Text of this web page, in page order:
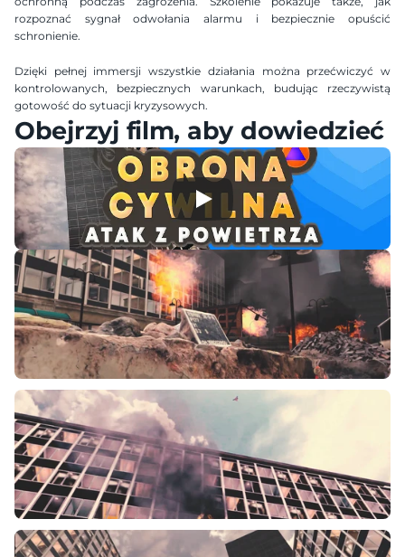
rozpoznać sygnał odwołania alarmu i bezpiecznie opuścić
schronienie.
Dzięki pełnej immersji wszystkie działania można przećwiczyć w
kontrolowanych, bezpiecznych warunkach, budując rzeczywistą
gotowość do sytuacji kryzysowych.
Obejrzyj film, aby dowiedzieć